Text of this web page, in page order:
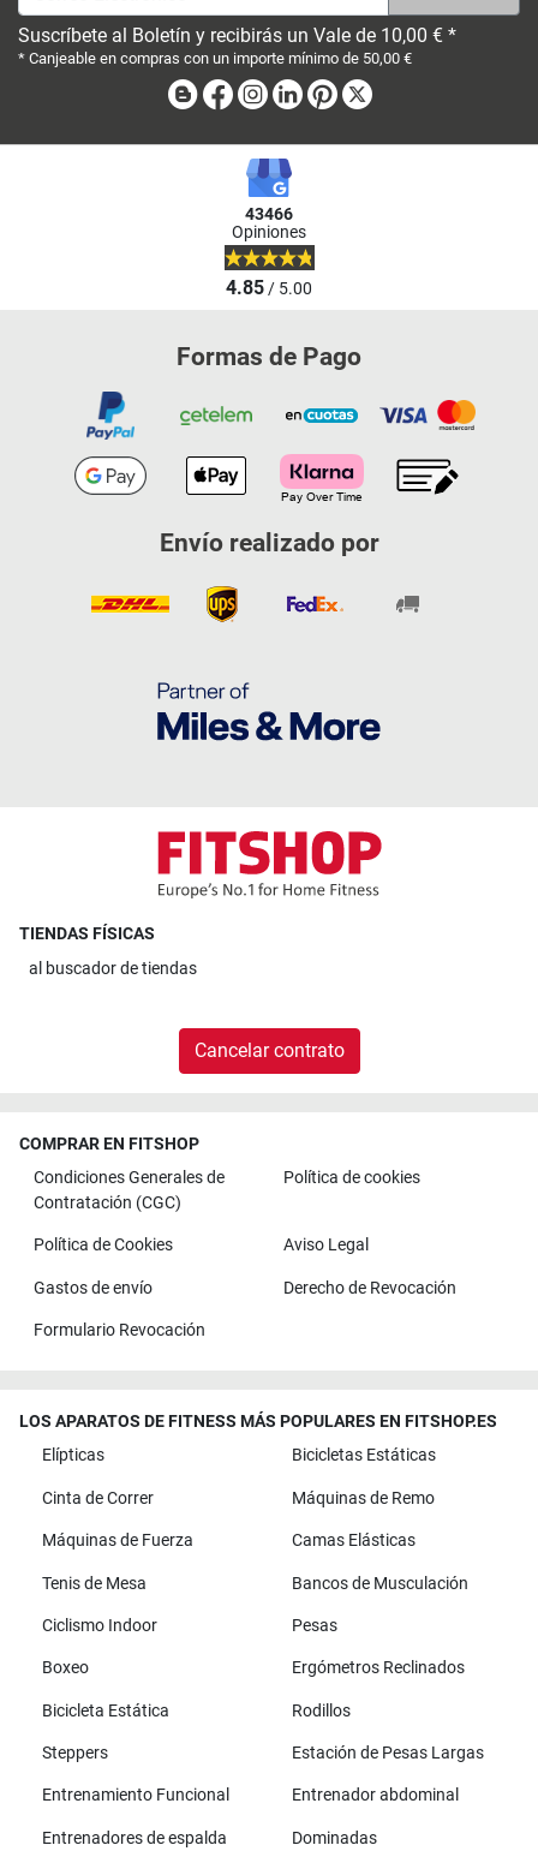
Suscríbete al Boletín y recibirás un Vale de 10,00 € *
* Canjeable en compras con un importe mínimo de 50,00 €
BlogFacebook
Instagram
LinkedinPinterest
43466
Opiniones
4.85/ 5.00
Formas de Pago
Envío realizado por
TIENDAS FÍSICAS
al buscador de tiendas
Cancelar contrato
COMPRAR EN FITSHOP
Condiciones Generales de
Contratación (CGC)
Política de cookies
Política de Cookies Aviso Legal
Gastos de envío Derecho de Revocación
Formulario Revocación
LOS APARATOS DE FITNESS MÁS POPULARES EN FITSHOP.ES
Elípticas
Bicicletas Estáticas
Cinta de Correr Máquinas de Remo
Máquinas de Fuerza Camas Elásticas
Tenis de Mesa Bancos de Musculación
Ciclismo Indoor Pesas
Boxeo Ergómetros Reclinados
Bicicleta Estática Rodillos
Steppers Estación de Pesas Largas
Entrenamiento Funcional Entrenador abdominal
Entrenadores de espalda Dominadas